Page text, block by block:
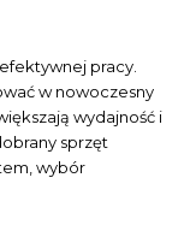
pracy.
w nowoczesny
wydajność i
sprzęt
wybór